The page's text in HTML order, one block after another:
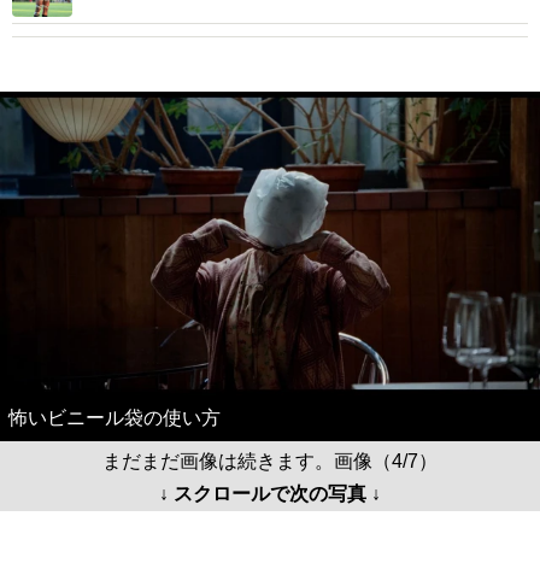
怖いビニール袋の使い方
まだまだ画像は続きます。画像（4/7）
↓ スクロールで次の写真 ↓